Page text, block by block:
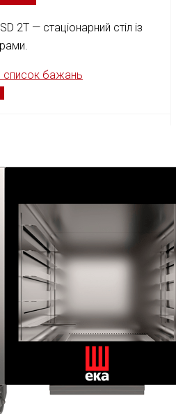
2T — стаціонарний стіл із
список бажань